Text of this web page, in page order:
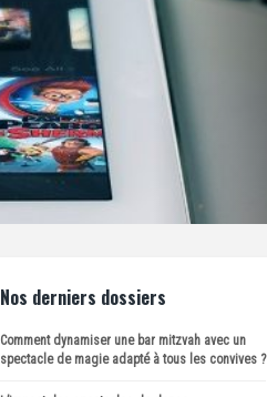
Nos derniers dossiers
Comment dynamiser une bar mitzvah avec un
spectacle de magie adapté à tous les convives ?